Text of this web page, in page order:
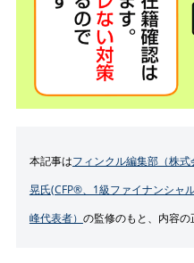
本記事はフィンクル編集部（株式
晃氏(CFP®、1級ファイナンシャ
峰代表者） の監修のもと、内容の